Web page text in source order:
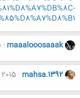
maaalooosaaak
mahsa.1392